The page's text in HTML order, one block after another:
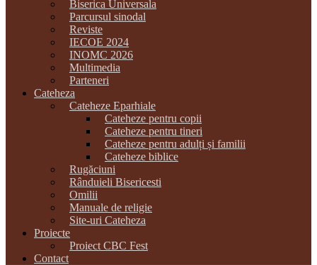
Biserica Universala
Parcursul sinodal
Reviste
IECOE 2024
INOMC 2026
Multimedia
Parteneri
Cateheza
Cateheze Eparhiale
Cateheze pentru copii
Cateheze pentru tineri
Cateheze pentru adulți și familii
Cateheze biblice
Rugăciuni
Rânduieli Bisericesti
Omilii
Manuale de religie
Site-uri Cateheza
Proiecte
Proiect CBC Fest
Contact